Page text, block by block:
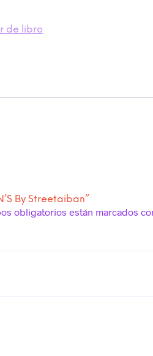
de libro
By Streetaiban”
obligatorios están marcados